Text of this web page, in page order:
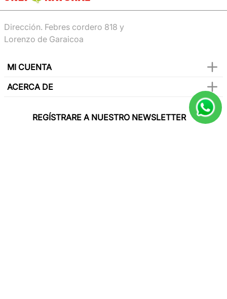
Dirección. Febres cordero 818 y
Lorenzo de Garaicoa
MI CUENTA
ACERCA DE
REGÍSTRARE A NUESTRO NEWSLETTER